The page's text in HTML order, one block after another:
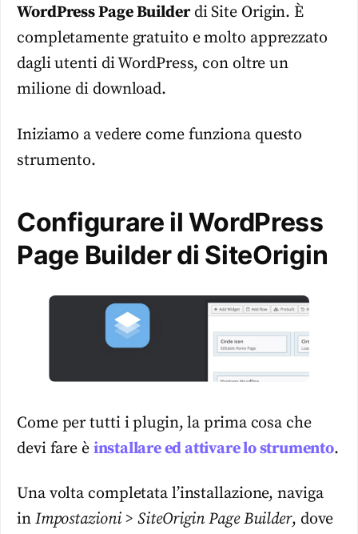
WordPress Page Builderdi Site Origin. È
completamente gratuito e molto apprezzato
dagli utenti di WordPress, con oltre un
milione di download.
Iniziamo a vedere come funziona questo
strumento.
Configurare il WordPress
Page Builder di SiteOrigin
Come per tutti i plugin, la prima cosa che
devi fare è installare ed attivare lo strumento.
Una volta completata l’installazione, naviga
in Impostazioni > SiteOrigin Page Builder, dove